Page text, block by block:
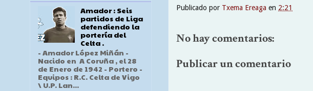
Publicado por Txema Ereaga en 2:21
No hay comentarios:
Publicar un comentario
Amador : Seis
partidos de Liga
defendiendo la
portería del
Celta .
- Amador López Miñán -
Nacido en A Coruña , el 28
de Enero de 1942 - Portero -
Equipos : R.C. Celta de Vigo
\ U.P. Lan...